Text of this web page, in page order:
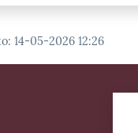
: 14-05-2026 12:26